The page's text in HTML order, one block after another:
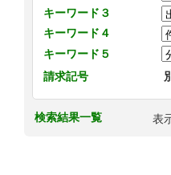
キーワード３
キーワード４
キーワード５
請求記号
検索結果一覧 表